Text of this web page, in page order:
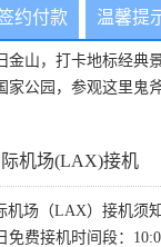
约付款 温馨提
金山，打卡地标经典
家公园，参观这里鬼
机场(LAX)接机
机场（LAX）接机须
免费接机时间段：